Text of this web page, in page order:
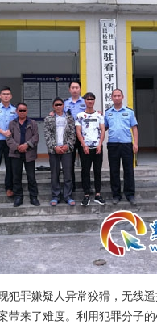
罪嫌疑人异常狡猾，无线遥
带来了难度。利用犯罪分子